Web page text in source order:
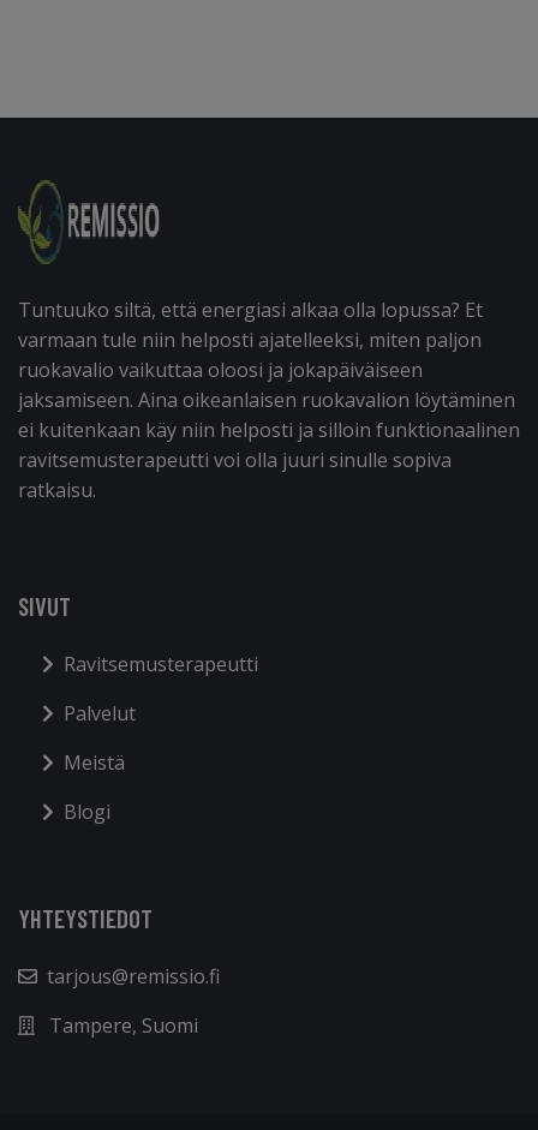
Tuntuuko siltä, että energiasi alkaa olla lopussa? Et
varmaan tule niin helposti ajatelleeksi, miten paljon
ruokavalio vaikuttaa oloosi ja jokapäiväiseen
jaksamiseen. Aina oikeanlaisen ruokavalion löytäminen
ei kuitenkaan käy niin helposti ja silloin funktionaalinen
ravitsemusterapeutti voi olla juuri sinulle sopiva
ratkaisu.
SIVUT
Ravitsemusterapeutti
Palvelut
Meistä
Blogi
YHTEYSTIEDOT
tarjous@remissio.fi
Tampere, Suomi